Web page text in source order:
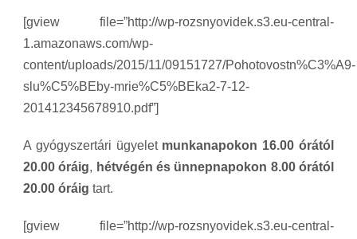
[gview file=”http://wp-rozsnyovidek.s3.eu-central-
1.amazonaws.com/wp-
content/uploads/2015/11/09151727/Pohotovostn%C3%A9-
slu%C5%BEby-mrie%C5%BEka2-7-12-
201412345678910.pdf”]
A gyógyszertári ügyelet munkanapokon 16.00 órától
20.00 óráig, hétvégén és ünnepnapokon 8.00 órától
20.00 óráig tart.
[gview file=”http://wp-rozsnyovidek.s3.eu-central-